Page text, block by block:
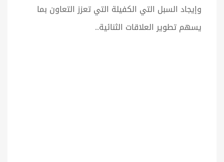
وإيجاد السبل التي الكفيلة التي تعزز التعاون بما
يسهم تطوير العلاقات الثنائية..